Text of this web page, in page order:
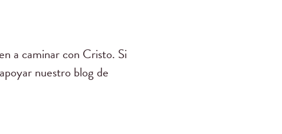
a caminar con Cristo. Si
nuestro blog de